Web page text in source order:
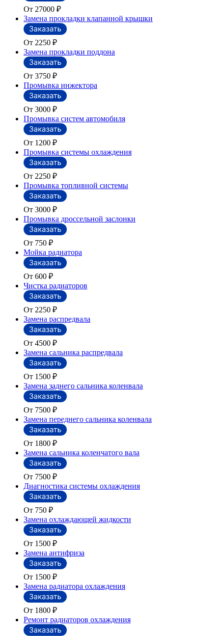
От 27000 ₽
Замена прокладки клапанной крышки
От 2250 ₽
Замена прокладки поддона
От 3750 ₽
Промывка инжектора
От 3000 ₽
Промывка систем автомобиля
От 1200 ₽
Промывка системы охлаждения
От 2250 ₽
Промывка топливной системы
От 3000 ₽
Промывка дроссельной заслонки
От 750 ₽
Мойка радиатора
От 600 ₽
Чистка радиаторов
От 2250 ₽
Замена распредвала
От 4500 ₽
Замена сальника распредвала
От 1500 ₽
Замена заднего сальника коленвала
От 7500 ₽
Замена переднего сальника коленвала
От 1800 ₽
Замена сальника коленчатого вала
От 7500 ₽
Диагностика системы охлаждения
От 750 ₽
Замена охлаждающей жидкости
От 1500 ₽
Замена антифриза
От 1500 ₽
Замена радиатора охлаждения
От 1800 ₽
Ремонт радиаторов охлаждения